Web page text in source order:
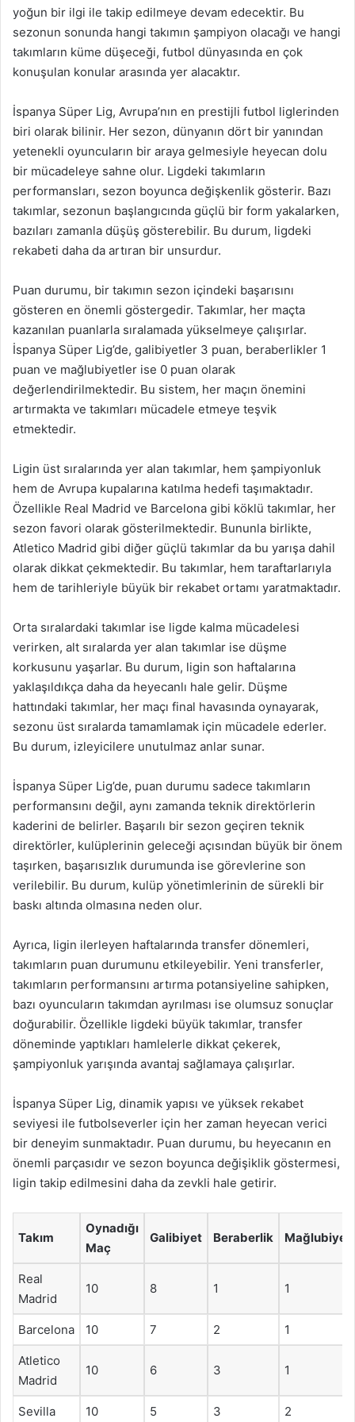
yoğun bir ilgi ile takip edilmeye devam edecektir. Bu
sezonun sonunda hangi takımın şampiyon olacağı ve hangi
takımların küme düşeceği, futbol dünyasında en çok
konuşulan konular arasında yer alacaktır.
İspanya Süper Lig, Avrupa’nın en prestijli futbol liglerinden
biri olarak bilinir. Her sezon, dünyanın dört bir yanından
yetenekli oyuncuların bir araya gelmesiyle heyecan dolu
bir mücadeleye sahne olur. Ligdeki takımların
performansları, sezon boyunca değişkenlik gösterir. Bazı
takımlar, sezonun başlangıcında güçlü bir form yakalarken,
bazıları zamanla düşüş gösterebilir. Bu durum, ligdeki
rekabeti daha da artıran bir unsurdur.
Puan durumu, bir takımın sezon içindeki başarısını
gösteren en önemli göstergedir. Takımlar, her maçta
kazanılan puanlarla sıralamada yükselmeye çalışırlar.
İspanya Süper Lig’de, galibiyetler 3 puan, beraberlikler 1
puan ve mağlubiyetler ise 0 puan olarak
değerlendirilmektedir. Bu sistem, her maçın önemini
artırmakta ve takımları mücadele etmeye teşvik
etmektedir.
Ligin üst sıralarında yer alan takımlar, hem şampiyonluk
hem de Avrupa kupalarına katılma hedefi taşımaktadır.
Özellikle Real Madrid ve Barcelona gibi köklü takımlar, her
sezon favori olarak gösterilmektedir. Bununla birlikte,
Atletico Madrid gibi diğer güçlü takımlar da bu yarışa dahil
olarak dikkat çekmektedir. Bu takımlar, hem taraftarlarıyla
hem de tarihleriyle büyük bir rekabet ortamı yaratmaktadır.
Orta sıralardaki takımlar ise ligde kalma mücadelesi
verirken, alt sıralarda yer alan takımlar ise düşme
korkusunu yaşarlar. Bu durum, ligin son haftalarına
yaklaşıldıkça daha da heyecanlı hale gelir. Düşme
hattındaki takımlar, her maçı final havasında oynayarak,
sezonu üst sıralarda tamamlamak için mücadele ederler.
Bu durum, izleyicilere unutulmaz anlar sunar.
İspanya Süper Lig’de, puan durumu sadece takımların
performansını değil, aynı zamanda teknik direktörlerin
kaderini de belirler. Başarılı bir sezon geçiren teknik
direktörler, kulüplerinin geleceği açısından büyük bir önem
taşırken, başarısızlık durumunda ise görevlerine son
verilebilir. Bu durum, kulüp yönetimlerinin de sürekli bir
baskı altında olmasına neden olur.
Ayrıca, ligin ilerleyen haftalarında transfer dönemleri,
takımların puan durumunu etkileyebilir. Yeni transferler,
takımların performansını artırma potansiyeline sahipken,
bazı oyuncuların takımdan ayrılması ise olumsuz sonuçlar
doğurabilir. Özellikle ligdeki büyük takımlar, transfer
döneminde yaptıkları hamlelerle dikkat çekerek,
şampiyonluk yarışında avantaj sağlamaya çalışırlar.
İspanya Süper Lig, dinamik yapısı ve yüksek rekabet
seviyesi ile futbolseverler için her zaman heyecan verici
bir deneyim sunmaktadır. Puan durumu, bu heyecanın en
önemli parçasıdır ve sezon boyunca değişiklik göstermesi,
ligin takip edilmesini daha da zevkli hale getirir.
Takım
Oynadığı
Maç
Galibiyet Beraberlik Mağlubiyet
Real
Madrid
10 8 1 1
Barcelona 10 7 2 1
Atletico
Madrid
10 6 3 1
Sevilla 10 5 3 2